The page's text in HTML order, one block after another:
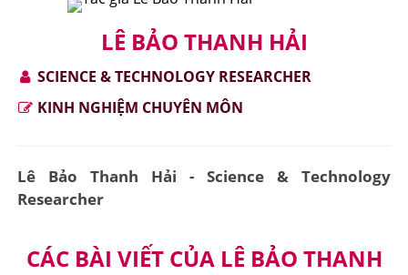
LÊ BẢO THANH HẢI
SCIENCE & TECHNOLOGY RESEARCHER
KINH NGHIỆM CHUYÊN MÔN
Lê Bảo Thanh Hải - Science & Technology
Researcher
CÁC BÀI VIẾT CỦA LÊ BẢO THANH